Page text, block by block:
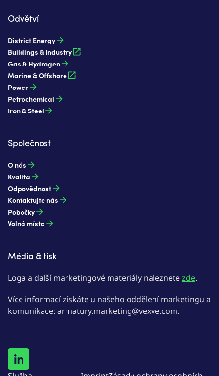
Odvětví
District Energy
Buildings & Industry
Gas & Hydrogen
Marine & Offshore
Power
Petrochemical
Iron & Steel
Společnost
O nás
Kvalita
Odpovědnost
Kontaktujte nás
Pobočky
Volná místa
Média & tisk
Loga a další marketingové materiály naleznetezde.
Více informací získáte u našeho oddělení marketingu a
komunikace: armatury.marketing@vexve.com.